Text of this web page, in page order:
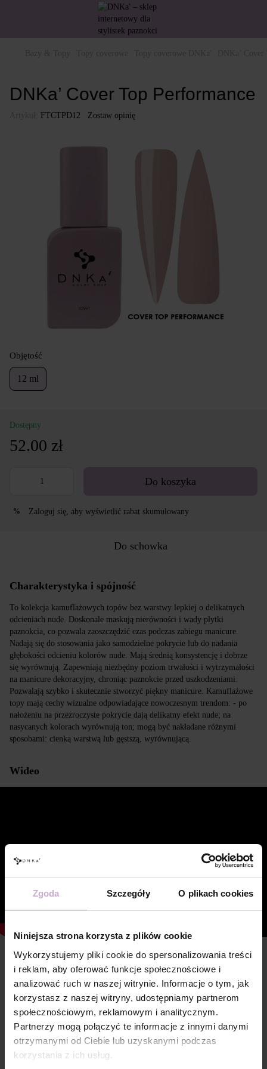
Zgoda Szczegóły O plikach cookies
Niniejsza strona korzysta z plików cookie
Wykorzystujemy pliki cookie do spersonalizowania treści
i reklam, aby oferować funkcje społecznościowe i
analizować ruch w naszej witrynie. Informacje o tym, jak
korzystasz z naszej witryny, udostępniamy partnerom
społecznościowym, reklamowym i analitycznym.
Partnerzy mogą połączyć te informacje z innymi danymi
otrzymanymi od Ciebie lub uzyskanymi podczas
korzystania z ich usług.
DNKa’ Cover Top Performance
FTCTPD12 Zostaw opinię
Objętość
12 ml
Dostępny
52.00 zł
Do koszyka
% Zaloguj się , aby wyświetlić rabat skumulowany
Do schowka
Charakterystyka i spójność
To kolekcja kamuflażowych topów bez warstwy lepkiej o delikatnych
odcieniach nude. Doskonale maskują nierówności i wady płytki
paznokcia, co pozwala zaoszczędzić czas podczas zabiegu manicure.
Nadają się do stosowania jako samodzielne pokrycie lub do nadania
głębokości odcieniu kolorów nude. Mają średnią konsystencję i dobrze
się wyrównują. Zapewniają niezbędny poziom trwałości i wytrzymałości
na manicure dekoracyjny, chroniąc paznokcie przed uszkodzeniami.
Pozwalają szybko i skutecznie stworzyć piękny manicure. Kamuflażowe
topy mają cechy wizualne odpowiadające nowoczesnym trendom: - po
nałożeniu na przezroczyste pokrycie dają delikatny efekt nude; na
nasycanych kolorach wyrównują ton; mogą być nakładane różnymi
sposobami: cienką warstwą lub gęstszą, wyrównującą.
Wideo
Cechy
Skład
PPG-2 NEOPENTYL GLYCOL DIACRYLATE,
ACRYLATES COPOLYMER,
PENTAERYTHRITYL TETRAMERCAPTO-
PROPIONATE, ETHYL TRIMETHYLBENZOYL
PHENYLPHOSPHINATE,
HYDROXYCYCLOHEXYL PHENYL KETONE,
CI 77019, CI 45380, CI 15850, CI 77491, CI
15985, CI 77492, CI 77007, CI 77742, CI 77499,